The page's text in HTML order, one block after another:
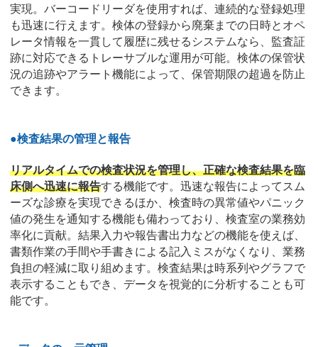
実現。バーコードリーダを使用すれば、連続的な登録処理
も迅速に行えます。検体の登録から廃棄までの日時とオペ
レータ情報を一貫して履歴に残せるシステムなら、監査証
跡に対応できるトレーサブルな運用が可能。検体の保管状
況の追跡やアラート機能によって、保管期限の超過を防止
できます。
●検査結果の管理と報告
リアルタイムでの検査状況を管理し、正確な検査結果を臨
床側へ迅速に報告する機能です。迅速な報告によってスム
ーズな診療を実現できるほか、検査時の異常値やパニック
値の発生を通知する機能も備わっており、検査室の業務効
率化に貢献。結果入力や報告書出力などの機能を使えば、
書類作業の手間や手書きによる記入ミスがなくなり、業務
負担の軽減に取り組めます。検査結果は時系列やグラフで
表示することもでき、データを視覚的に分析することも可
能です。